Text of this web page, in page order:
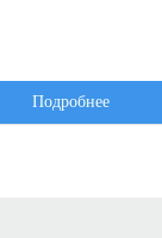
Подробнее